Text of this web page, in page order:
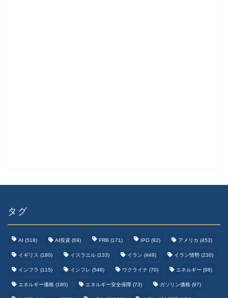
タグ
AI (518) AI投資 (69) FRB (171) IPO (92) アメリカ (453)
イギリス (180) イスラエル (133) イラン (449) イラン情勢 (230)
インフラ (115) インフレ (546) ウクライナ (70) エネルギー (98)
エネルギー価格 (180) エネルギー安全保障 (73) ガソリン価格 (97)